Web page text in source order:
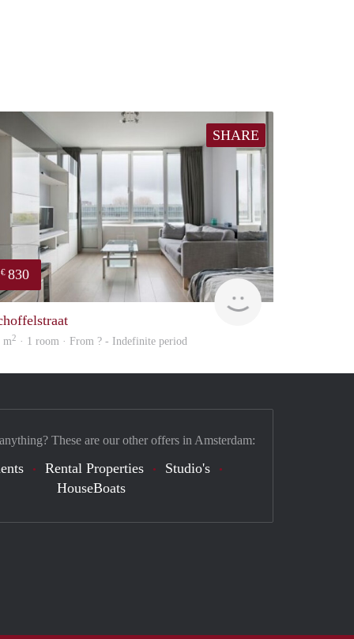
SHARE
€ 830
finder
m2 · 1 room · From ? - Indefinite period
These are our other offers in Amsterdam:
Rental Properties
Studio's
HouseBoats